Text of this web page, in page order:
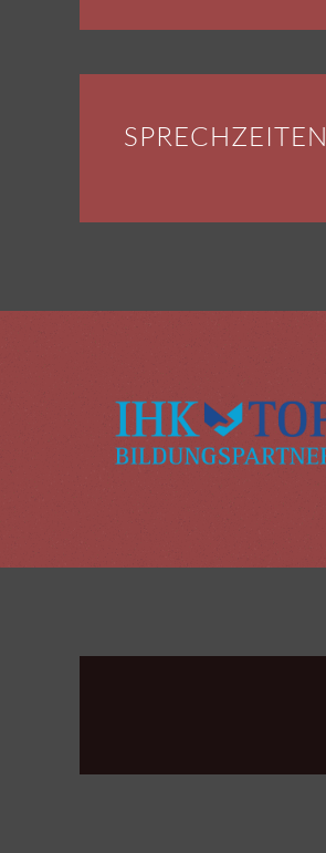
SPRECHZEITEN